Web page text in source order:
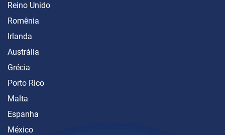
Reino Unido
Romênia
Irlanda
Austrália
Grécia
Porto Rico
Malta
Espanha
México